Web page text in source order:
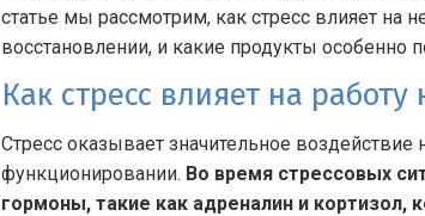
статье мы рассмотрим, как стресс влияет на
восстановлении, и какие продукты особенно
Как стресс влияет на
Стресс оказывает значительное
функционировании. Во время стрессовых
гормоны, такие как адреналин и кортизол,